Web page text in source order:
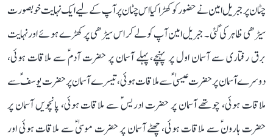
چٹان پر جبریل امین نے حضور کو کھڑا کیا اس چٹان پر آپ کے لیے ایک نہایت خوبصورت
سیڑھی ظاہر کی گئی۔ جبریل امین آپ کو لے کر اس سیڑھی پر کھڑے ہوئے اور نہایت
برق رفتاری سے آسمان اول پر پہنچے، پہلے آسمان پر حضرت آدمؑ سے ملاقات ہوئی،
دوسرے آسمان پر حضرت عیسیٰؑ سے ملاقات ہوئی، تیسرے آسمان پر حضرت یوسفؑ سے
ملاقات ہوئی، چوتھے آسمان پر حضرت ادریسؑ سے ملاقات ہوئی، پانچویں آسمان پر
حضرت ہارونؑ سے ملاقات ہوئی، چھٹے آسمان پر حضرت موسیٰؑ سے ملاقات ہوئی اور